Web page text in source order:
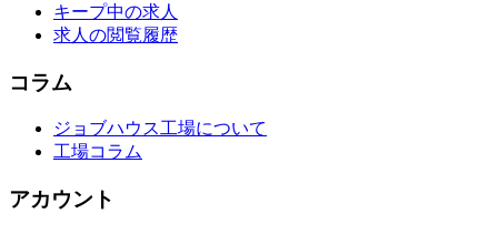
キープ中の求人
求人の閲覧履歴
コラム
ジョブハウス工場について
工場コラム
アカウント